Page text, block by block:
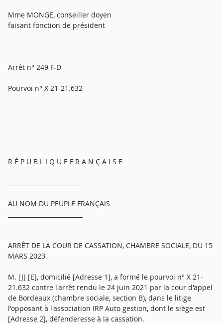
Mme MONGE, conseiller doyen
faisant fonction de président
Arrêt n° 249 F-D
Pourvoi n° X 21-21.632
R É P U B L I Q U E F R A N Ç A I S E
AU NOM DU PEUPLE FRANÇAIS
ARRÊT DE LA COUR DE CASSATION, CHAMBRE SOCIALE, DU 15
MARS 2023
M. [J] [E], domicilié [Adresse 1], a formé le pourvoi n° X 21-
21.632 contre l'arrêt rendu le 24 juin 2021 par la cour d'appel
de Bordeaux (chambre sociale, section B), dans le litige
l'opposant à l'association IRP Auto gestion, dont le siège est
[Adresse 2], défenderesse à la cassation.